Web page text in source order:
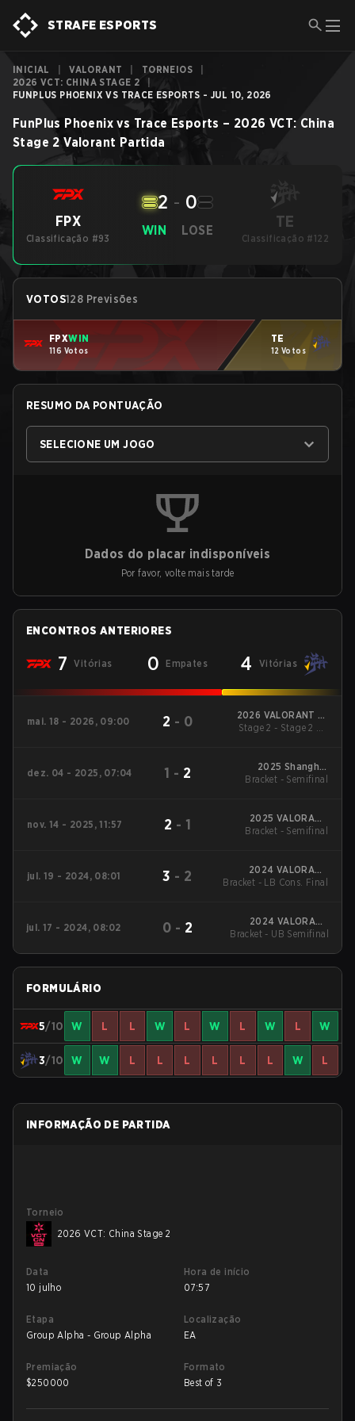
STRAFE ESPORTS
INICIAL VALORANT TORNEIOS
2026 VCT: CHINA STAGE 2
FUNPLUS PHOENIX VS TRACE ESPORTS - JUL 10, 2026
FunPlus Phoenix vs Trace Esports – 2026 VCT: China
Stage 2 Valorant Partida
FPX
Classificação #93
WIN
2 - 0
LOSE TE
Classificação #122
VOTOS128 Previsões
FPXWIN
116 Votos
TE
12 Votos
RESUMO DA PONTUAÇÃO
SELECIONE UM JOGO
Dados do placar indisponíveis
Por favor, volte mais tarde
ENCONTROS ANTERIORES
7 Vitórias 0 Empates 4 Vitórias
mai. 18 - 2026, 09:00 2 - 0
2026 VALORANT at
Esports World Cup
Stage 2 - Stage 2 LB
dez. 04 - 2025, 07:04 1 - 2
2025 Shanghai
Esports Masters
Bracket - Semifinal
nov. 14 - 2025, 11:57 2 - 1
2025 VALORANT
China Evolution
Bracket - Semifinal
jul. 19 - 2024, 08:01 3 - 2
2024 VALORANT
Champions
Bracket - LB Cons. Final
jul. 17 - 2024, 08:02 0 - 2
2024 VALORANT
Champions Tour:China
Bracket - UB Semifinal
FORMULÁRIO
5/10 W L L W L W L W L W
3/10 W W L L L L L L W L
INFORMAÇÃO DE PARTIDA
Torneio
2026 VCT: China Stage 2
Data
10 julho
Hora de início
07:57
Etapa
Group Alpha - Group Alpha
Localização
EA
Premiação
$250000
Formato
Best of 3